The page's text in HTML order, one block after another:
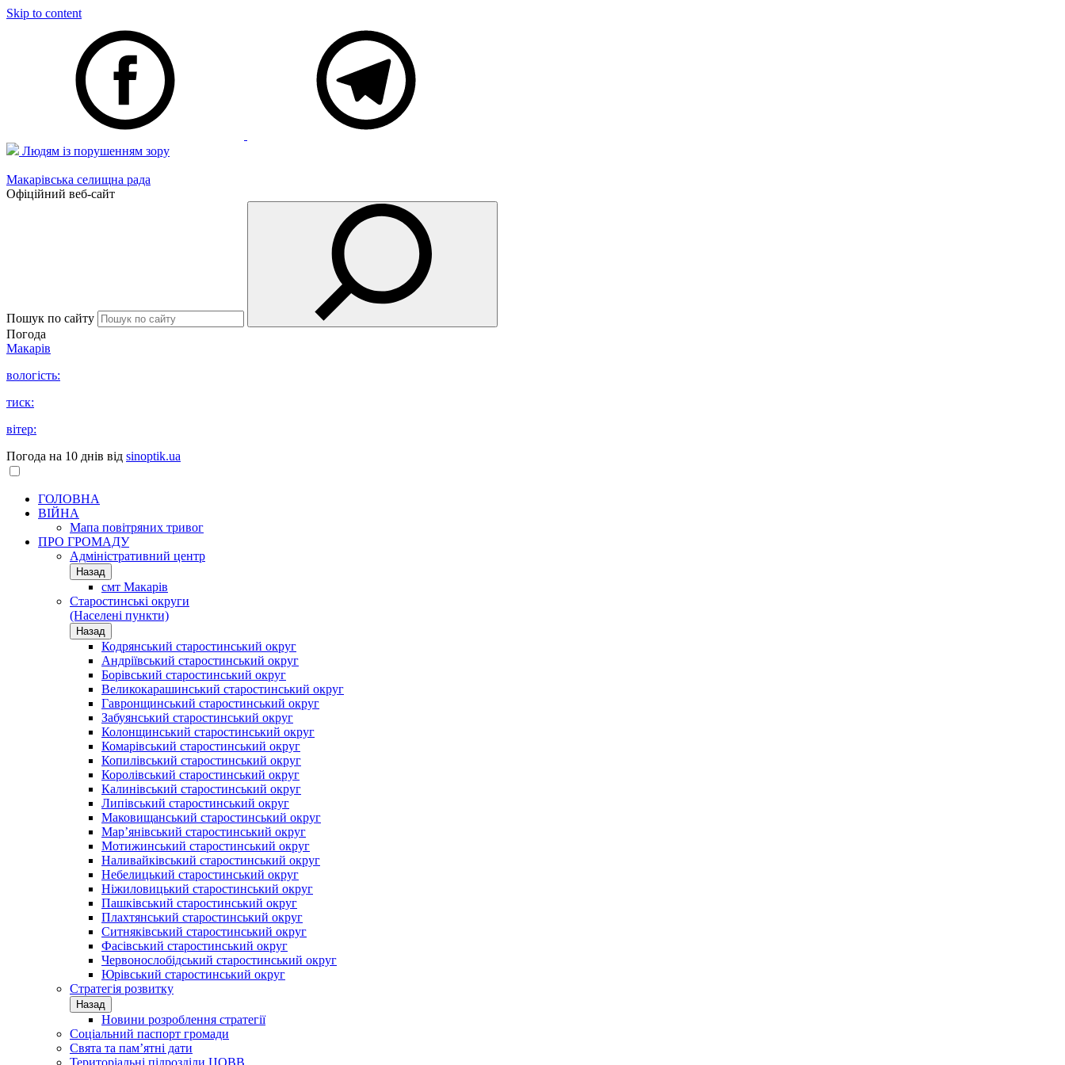
Skip to content
Людям із порушенням зору
Макарівська селищна рада
Офіційний веб-сайт
Пошук по сайту
Погода
Макарів
вологість:
тиск:
вітер:
Погода на 10 днів від sinoptik.ua
ГОЛОВНА
ВІЙНА
Мапа повітряних тривог
ПРО ГРОМАДУ
Aдміністративний центр
Назад
смт Макарів
Старостинські округи
(Населені пункти)
Назад
Кодрянський старостинський округ
Андріївський старостинський округ
Борівський старостинський округ
Великокарашинський старостинський округ
Гавронщинський старостинський округ
Забуянський старостинський округ
Колонщинський старостинський округ
Комарівський старостинський округ
Копилівський старостинський округ
Королівський старостинський округ
Калинівський старостинський округ
Липівський старостинський округ
Маковищанський старостинський округ
Мар’янівський старостинський округ
Мотижинський старостинський округ
Наливайківський старостинський округ
Небелицький старостинський округ
Ніжиловицький старостинський округ
Пашківський старостинський округ
Плахтянський старостинський округ
Ситняківський старостинський округ
Фасівський старостинський округ
Червонослобідський старостинський округ
Юрівський старостинський округ
Стратегія розвитку
Назад
Новини розроблення стратегії
Соціальний паспорт громади
Свята та пам’ятні дати
Територіальні підрозділи ЦОВВ